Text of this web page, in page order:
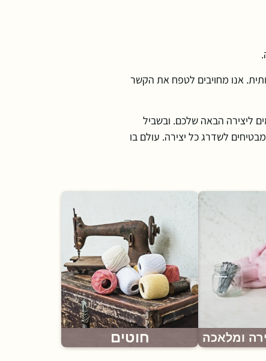
אנו מחויבים לטפח את הקשר
ליצירה הבאה שלכם. ובשביל
לשדרג כל יצירה. עולם בו
ומלאכה חוטים